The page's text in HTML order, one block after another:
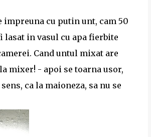
impreuna cu putin unt, cam 50
lasat in vasul cu apa fierbite
Cand untul mixat are
mixer! - apoi se toarna usor,
ca la maioneza, sa nu se